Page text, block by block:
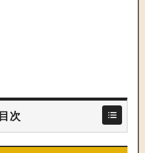
目次